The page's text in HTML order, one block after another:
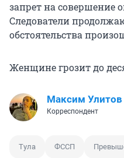
запрет на совершение
Следователи
обстоятельства
Женщине грозит до
Максим Улитов
Корреспондент
Тула ФССП